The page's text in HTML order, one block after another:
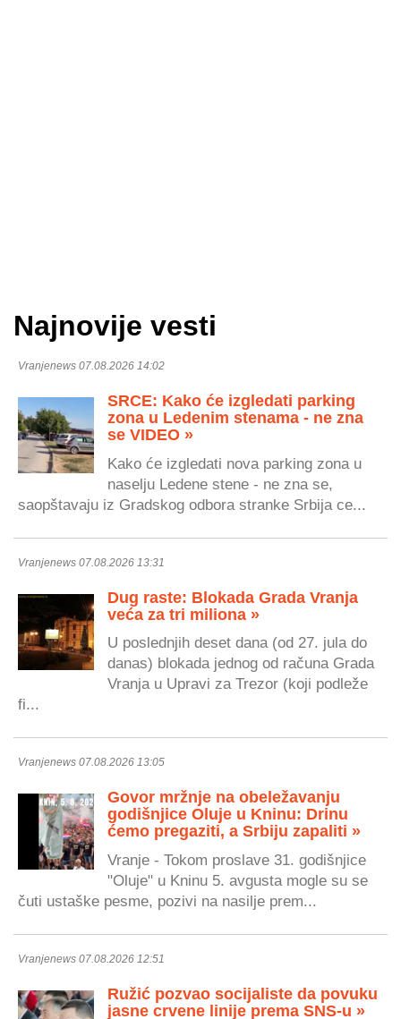
Najnovije vesti
Vranjenews 07.08.2026 14:02
SRCE: Kako će izgledati parking
zona u Ledenim stenama - ne zna
se VIDEO »
Kako će izgledati nova parking zona u
naselju Ledene stene - ne zna se,
saopštavaju iz Gradskog odbora stranke Srbija ce...
Vranjenews 07.08.2026 13:31
Dug raste: Blokada Grada Vranja
veća za tri miliona »
U poslednjih deset dana (od 27. jula do
danas) blokada jednog od računa Grada
Vranja u Upravi za Trezor (koji podleže
fi...
Vranjenews 07.08.2026 13:05
Govor mržnje na obeležavanju
godišnjice Oluje u Kninu: Drinu
ćemo pregaziti, a Srbiju zapaliti »
Vranje - Tokom proslave 31. godišnjice
"Oluje" u Kninu 5. avgusta mogle su se
čuti ustaške pesme, pozivi na nasilje prem...
Vranjenews 07.08.2026 12:51
Ružić pozvao socijaliste da povuku
jasne crvene linije prema SNS-u »